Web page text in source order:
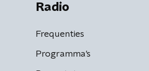
Radio
Frequenties
Programma's